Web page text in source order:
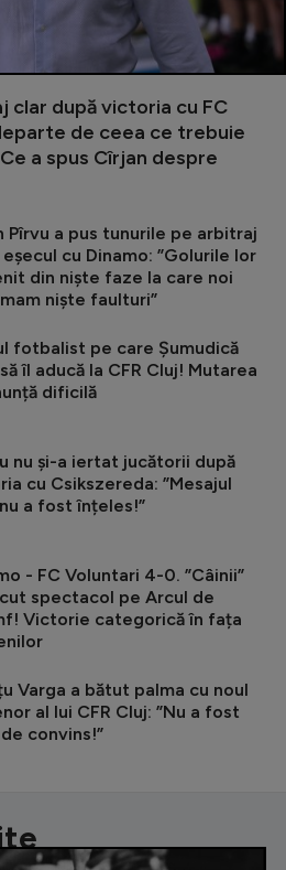
clar după victoria cu FC
de ceea ce trebuie
a spus Cîrjan despre
Pîrvu a pus tunurile pe arbitraj
eșecul cu Dinamo: ”Golurile lor
din niște faze la care noi
niște faulturi”
fotbalist pe care Șumudică
îl aducă la CFR Cluj! Mutarea
dificilă
nu și-a iertat jucătorii după
cu Csikszereda: ”Mesajul
a fost înțeles!”
- FC Voluntari 4-0. ”Câinii”
spectacol pe Arcul de
Victorie categorică în fața
Varga a bătut palma cu noul
al lui CFR Cluj: ”Nu a fost
convins!”